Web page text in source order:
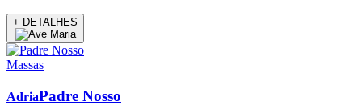
+ DETALHES
Massas
AdriaPadre Nosso